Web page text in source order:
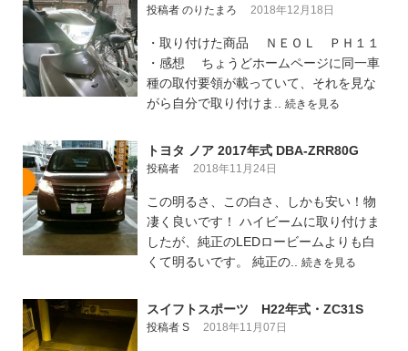
投稿者 のりたまろ 2018年12月18日
・取り付けた商品 ＮＥＯＬ ＰＨ１１
・感想 ちょうどホームページに同一車
種の取付要領が載っていて、それを見な
がら自分で取り付けま.. 続きを見る
トヨタ ノア 2017年式 DBA-ZRR80G
投稿者 2018年11月24日
この明るさ、この白さ、しかも安い！物
凄く良いです！ ハイビームに取り付けま
したが、純正のLEDロービームよりも白
くて明るいです。 純正の.. 続きを見る
スイフトスポーツ H22年式・ZC31S
投稿者 S 2018年11月07日